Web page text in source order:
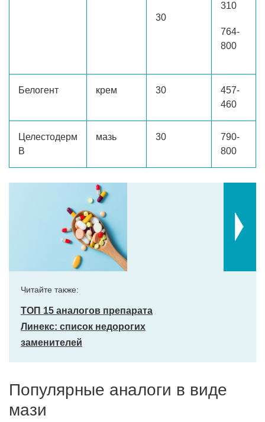
30
310
764-
800
Белогент крем 30
457-
460
Целестодерм
В
мазь 30
790-
800
Читайте также:
ТОП 15 аналогов препарата
Линекс: список недорогих
заменителей
Популярные аналоги в виде
мази